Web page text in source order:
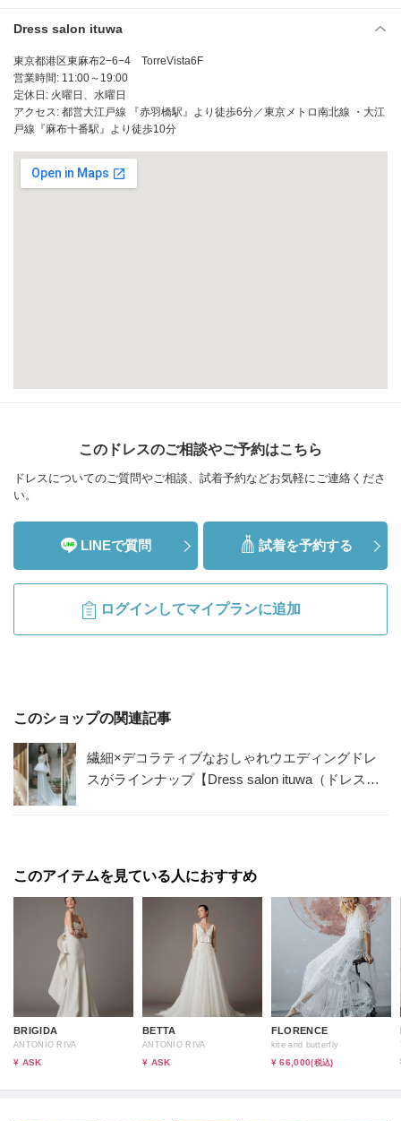
Dress salon ituwa
東京都港区東麻布2−6−4 TorreVista6F
営業時間: 11:00～19:00
定休日: 火曜日、水曜日
アクセス: 都営大江戸線 『赤羽橋駅』より徒歩6分／東京メトロ南北線 ・大江
戸線『麻布十番駅』より徒歩10分
このドレスのご相談やご予約はこちら
ドレスについてのご質問やご相談、試着予約などお気軽にご連絡くださ
い。
LINEで質問 試着を予約する
ログインしてマイプランに追加
このショップの関連記事
繊細×デコラティブなおしゃれウエディングドレ
スがラインナップ【Dress salon ituwa（ドレスサ
このアイテムを見ている人におすすめ
BRIGIDA
ANTONIO RIVA
¥ ASK
BETTA
ANTONIO RIVA
¥ ASK
FLORENCE
kite and butterfly
¥ 66,000(税込)